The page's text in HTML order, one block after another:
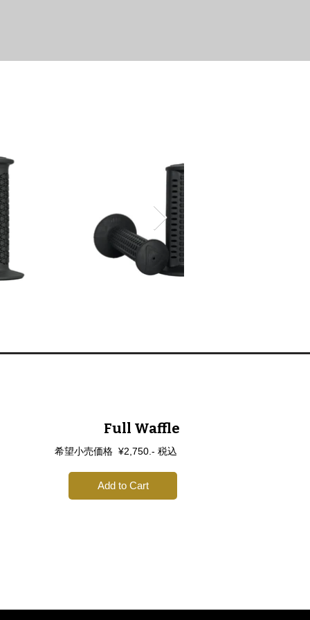
Full Waffle
希望小売価格 ¥2,750.- 税込
Add to Cart